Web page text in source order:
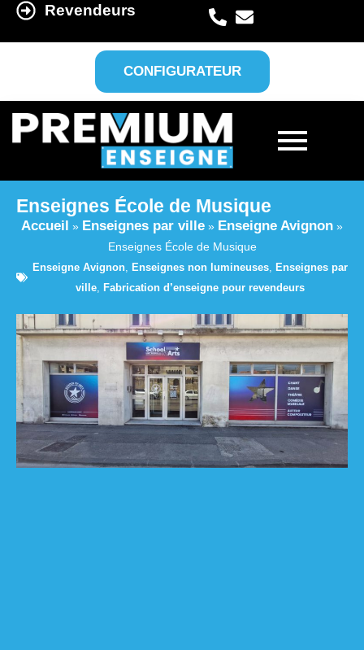
Revendeurs
CONFIGURATEUR
Enseignes École de Musique
Accueil » Enseignes par ville » Enseigne Avignon »
Enseignes École de Musique
Enseigne Avignon, Enseignes non lumineuses,
Enseignes par
ville, Fabrication d’enseigne pour revendeurs